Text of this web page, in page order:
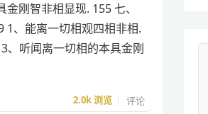
刚智非相显现. 155 七、
1、能离一切相观四相非相.
、听闻离一切相的本具金刚
2.0k浏览 评论